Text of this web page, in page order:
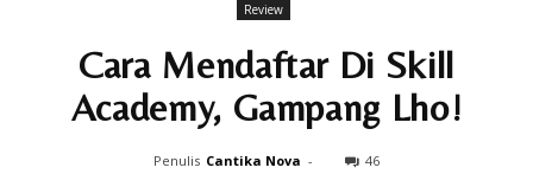
Review
Cara Mendaftar Di Skill
Academy, Gampang Lho!
Penulis Cantika Nova - 46